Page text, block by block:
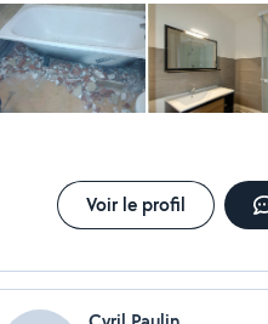
Voir le profil